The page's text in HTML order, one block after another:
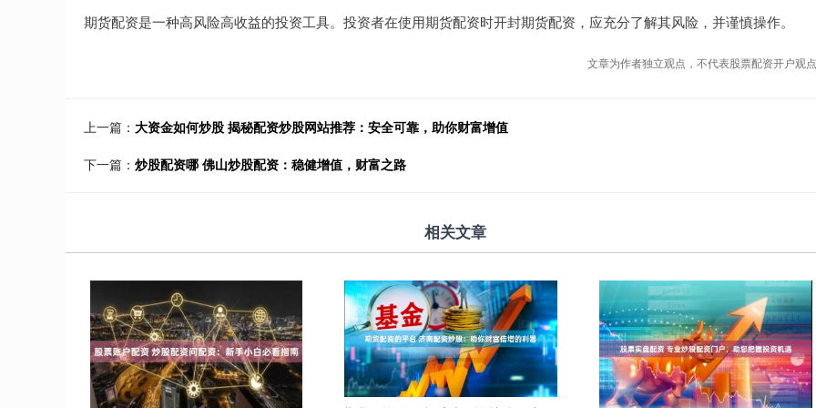
期货配资是一种高风险高收益的投资工具。投资者在使用期货配资时开封期货配资，应充分了解其风险，并谨慎操作。
文章为作者独立观点，不代表股票配资开户观点
上一篇： 大资金如何炒股 揭秘配资炒股网站推荐：安全可靠，助你财富增值
下一篇： 炒股配资哪 佛山炒股配资：稳健增值，财富之路
相关文章